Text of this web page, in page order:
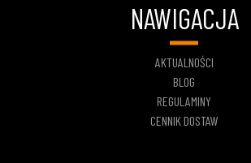
NAWIGACJA
AKTUALNOŚCI
BLOG
REGULAMINY
CENNIK DOSTAW